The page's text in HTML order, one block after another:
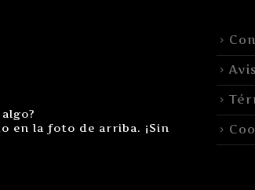
en la foto de arriba. ¡Sin